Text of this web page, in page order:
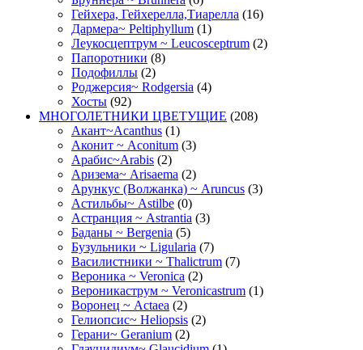
Гейхера, Гейхерелла,Тиарелла (16)
Дармера~ Peltiphyllum (1)
Леукосцептрум ~ Leucosceptrum (2)
Папоротники (8)
Подофиллы (2)
Роджерсия~ Rodgersia (4)
Хосты (92)
МНОГОЛЕТНИКИ ЦВЕТУЩИЕ (208)
Акант~Acanthus (1)
Аконит ~ Aconitum (3)
Арабис~Arabis (2)
Аризема~ Arisaema (2)
Арункус (Волжанка) ~ Aruncus (3)
Астильбы~ Astilbe (0)
Астранция ~ Astrantia (3)
Баданы ~ Bergenia (5)
Бузульники ~ Ligularia (7)
Василистники ~ Thalictrum (7)
Вероника ~ Veronica (2)
Вероникаструм ~ Veronicastrum (1)
Воронец ~ Actaea (2)
Гелиопсис~ Heliopsis (2)
Герани~ Geranium (2)